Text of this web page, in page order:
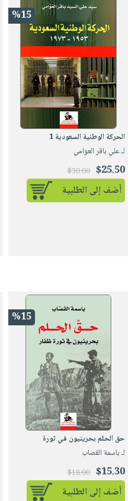
%15
الحركة الوطنية السعودية 1
لـ علي باقر العوامي
$25.50
$30.00
أضف إلى الطلبية
%15
حق الحلم بحرينيون في ثورة
لـ باسمة القصاب
$15.30
$18.00
أضف إلى الطلبية